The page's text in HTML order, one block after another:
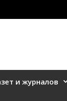
и журналов